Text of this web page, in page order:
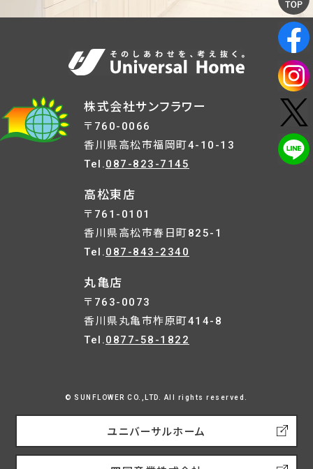
株式会社サンフラワー
〒760-0066
香川県高松市福岡町4-10-13
Tel.087-823-7145
高松東店
〒761-0101
香川県高松市春日町825-1
Tel.087-843-2340
丸亀店
〒763-0073
香川県丸亀市柞原町414-8
Tel.0877-58-1822
© SUNFLOWER CO.,LTD. All rights reserved.
ユニバーサルホーム